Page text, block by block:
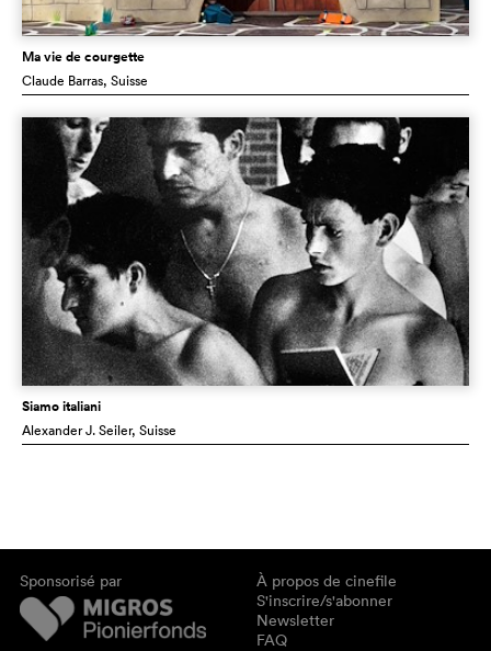
Ma vie de courgette
Claude Barras, Suisse
Siamo italiani
Alexander J. Seiler, Suisse
Sponsorisé par
À propos de cinefile
S'inscrire/s'abonner
Newsletter
FAQ